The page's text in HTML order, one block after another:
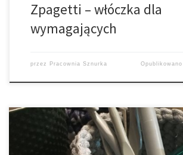
Zpagetti – włóczka dla
wymagających
przez Pracownia Sznurka Opublikowano